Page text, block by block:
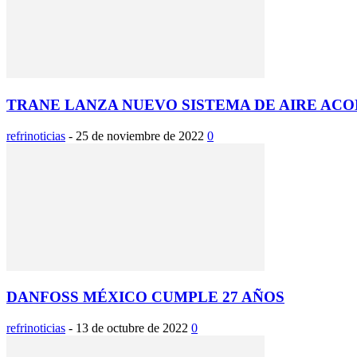
TRANE LANZA NUEVO SISTEMA DE AIRE
refrinoticias - 25 de noviembre de 2022 0
DANFOSS MÉXICO CUMPLE 27 AÑOS
refrinoticias - 13 de octubre de 2022 0